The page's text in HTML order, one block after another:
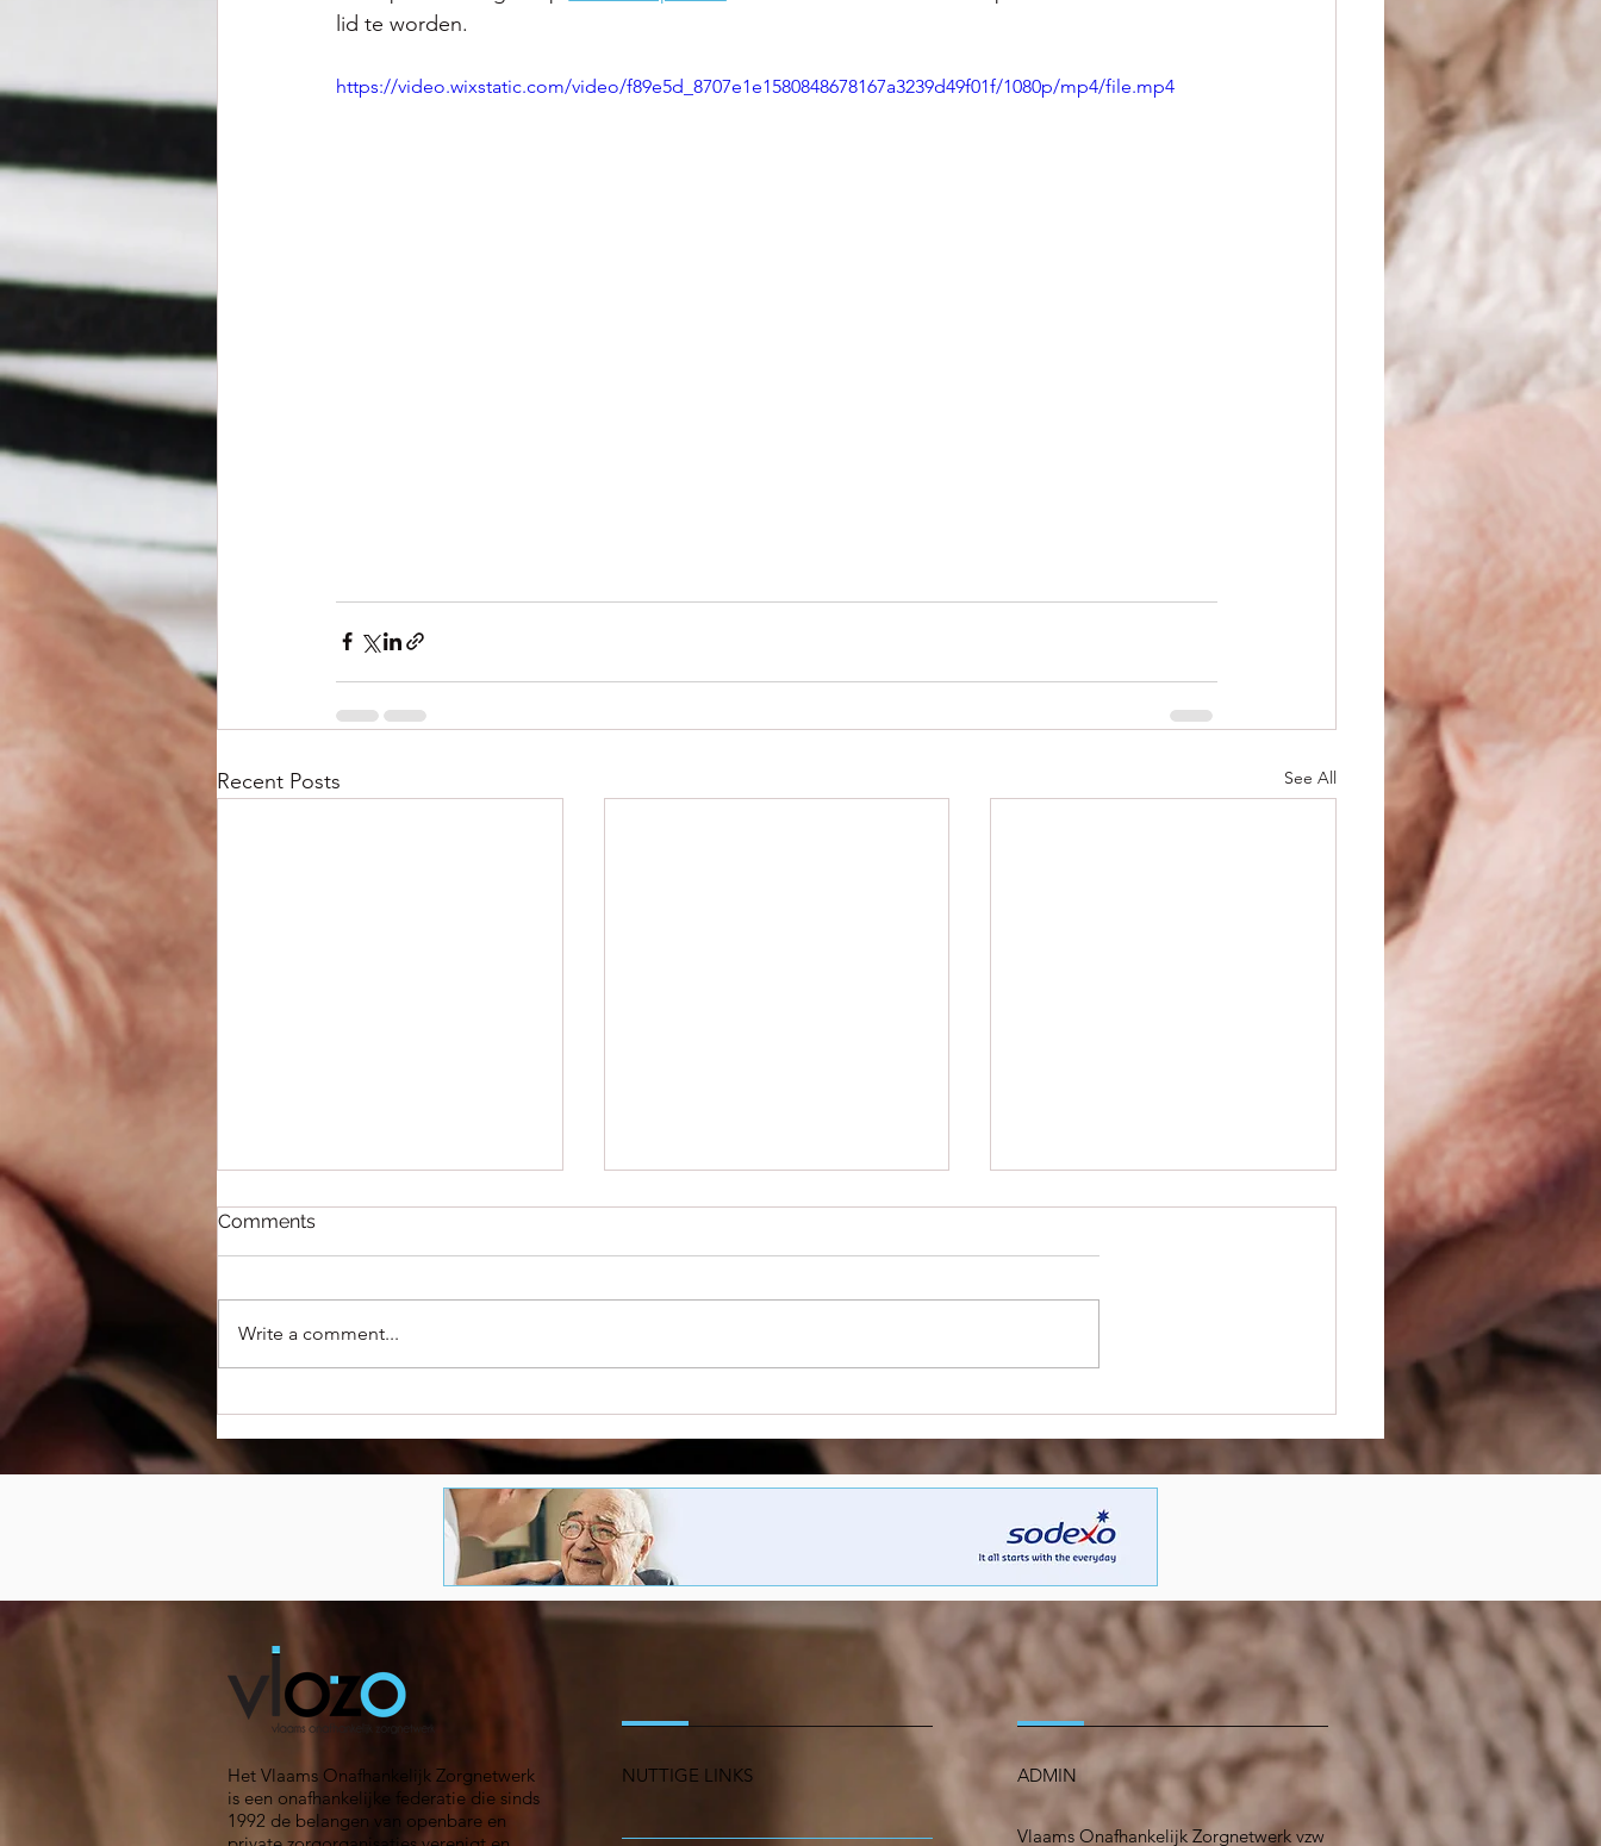
lid te worden.
https://video.wixstatic.com/video/f89e5d_8707e1e1580848678167a3239d49f01f/1080p/mp4/file.mp4
Recent Posts See All
medicatiebeleid in
vernieuwing in de zorg
oproep #Kiesvoordezorg
open
Comments
Write a comment...
Het Vlaams Onafhankelijk Zorgnetwerk
is een onafhankelijke federatie die sinds
1992 de belangen van openbare en
NUTTIGE LINKS ADMIN
Vlaams Onafhankelijk Zorgnetwerk vzw